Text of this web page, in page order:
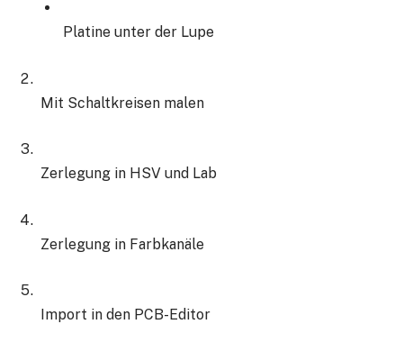
Platine unter der Lupe
Mit Schaltkreisen malen
Zerlegung in HSV und Lab
Zerlegung in Farbkanäle
Import in den PCB-Editor